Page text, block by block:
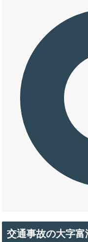
交通事故の大字